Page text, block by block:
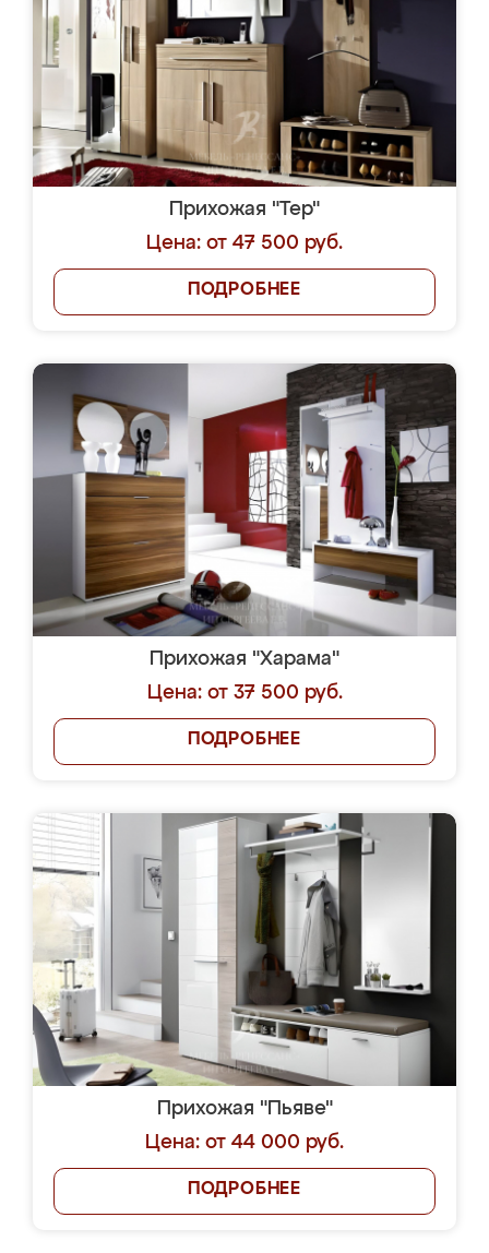
Прихожая "Тер"
Цена: от 47 500 руб.
ПОДРОБНЕЕ
Прихожая "Харама"
Цена: от 37 500 руб.
ПОДРОБНЕЕ
Прихожая "Пьяве"
Цена: от 44 000 руб.
ПОДРОБНЕЕ